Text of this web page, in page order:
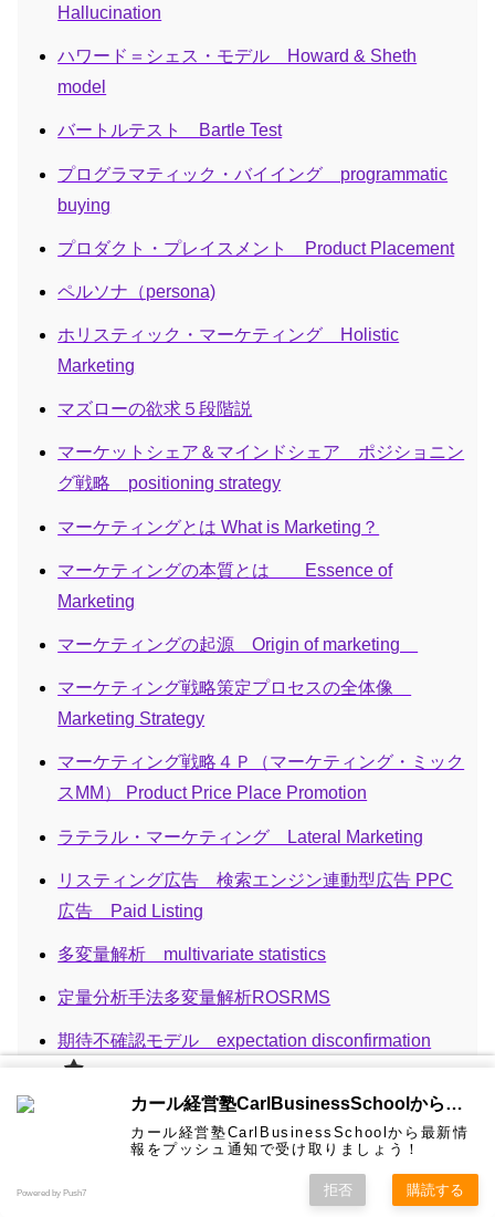
Hallucination
ハワード＝シェス・モデル Howard & Sheth
model
バートルテスト Bartle Test
プログラマティック・バイイング programmatic
buying
プロダクト・プレイスメント Product Placement
ペルソナ（persona)
ホリスティック・マーケティング Holistic
Marketing
マズローの欲求５段階説
マーケットシェア＆マインドシェア ポジショニン
グ戦略 positioning strategy
マーケティングとは What is Marketing？
マーケティングの本質とは Essence of
Marketing
マーケティングの起源 Origin of marketing
マーケティング戦略策定プロセスの全体像
Marketing Strategy
マーケティング戦略４Ｐ（マーケティング・ミック
スMM） Product Price Place Promotion
ラテラル・マーケティング Lateral Marketing
リスティング広告 検索エンジン連動型広告 PPC
広告 Paid Listing
多変量解析 multivariate statistics
定量分析手法多変量解析ROSRMS
期待不確認モデル expectation disconfirmation
model
炎上マーケティング flaming marketing
経験価値マーケティング Experiential Marketing
行動ターゲティング広告とリターゲティング BTA
ばれまし
コンサル
ティング
経営学用
語集
認定コン
サルタン
無料メル
マガ！
★カール
経営塾動
お問い合
わせ
★熱海風
水＆グリ
プライバ
カール経営塾CarlBusinessSchoolから通知を受け取る
カール経営塾CarlBusinessSchoolから最新情
報をプッシュ通知で受け取りましょう！
Powered by Push7 拒否 購読する